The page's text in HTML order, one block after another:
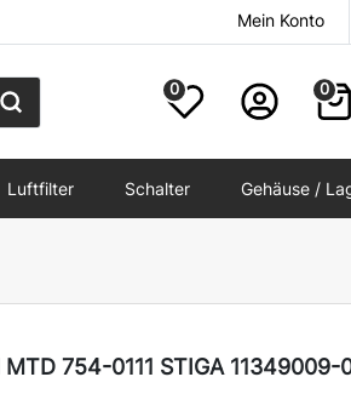
Mein Konto
0 0
Luftfilter Schalter Gehäuse /
SPZ Riemen(7)
BB Riemen(1)
754-0111 STIGA 11349009-